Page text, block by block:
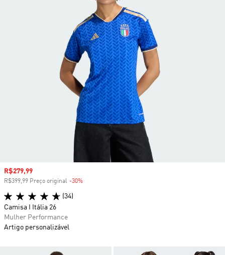
Preço com desconto
R$279,99
R$399,99 Preço original -30%
(34)
Camisa I Itália 26
Mulher Performance
Artigo personalizável